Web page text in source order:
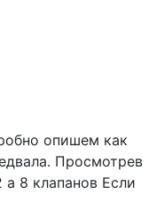
опишем как
Просмотрев
8 клапанов Если